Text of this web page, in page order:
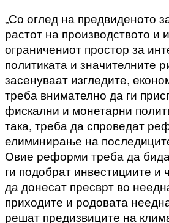
„Со оглед на предвиденото
растот на производството и
ограничениот простор за
политиката и значителните
засенуваат изгледите,
треба внимателно да ги
фискални и монетарни
така, треба да спроведат
елиминирање на
Овие реформи треба да
ги подобрат инвестициите и
да донесат пресврт во
приходите и родовата
решат предизвиците на